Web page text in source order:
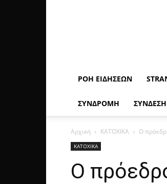
ΡΟΉ ΕΙΔΉΣΕΩΝ
ΣΥΝΔΡΟΜΗ ΣΥΝΔΕΣΗ
Αρχική ΚΑΤΟΧΙΚΑ O
ΚΑΤΟΧΙΚΑ
O